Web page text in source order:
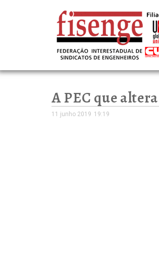
A PEC que
11 junho 2019 19:19